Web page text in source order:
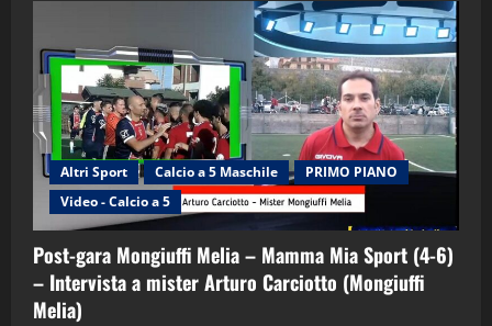
Altri Sport Calcio a 5 Maschile
PRIMO PIANO
Video - Calcio a 5
Post-gara Mongiuffi Melia – Mamma Mia Sport (4-6)
– Intervista a mister Arturo Carciotto (Mongiuffi
Melia)